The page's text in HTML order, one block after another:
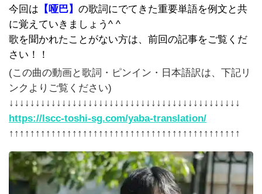
今回は 【哑巴】 の歌詞にでてきた重要単語を例文と共
に覚えていきましょう^ ^
歌を聞かれたことがない方は、前回の記事をご覧くだ
さい！！
(この曲の動画と歌詞・ピンイン・日本語訳は、下記リ
ンクよりご覧ください)
↓↓↓↓↓↓↓↓↓↓↓↓↓↓↓↓↓↓↓↓↓↓↓↓↓↓↓↓↓↓↓↓↓↓↓↓↓↓↓↓↓↓↓↓
https://lscc-toshi-sg.com/yaba-translation/
↑↑↑↑↑↑↑↑↑↑↑↑↑↑↑↑↑↑↑↑↑↑↑↑↑↑↑↑↑↑↑↑↑↑↑↑↑↑↑↑↑↑↑↑